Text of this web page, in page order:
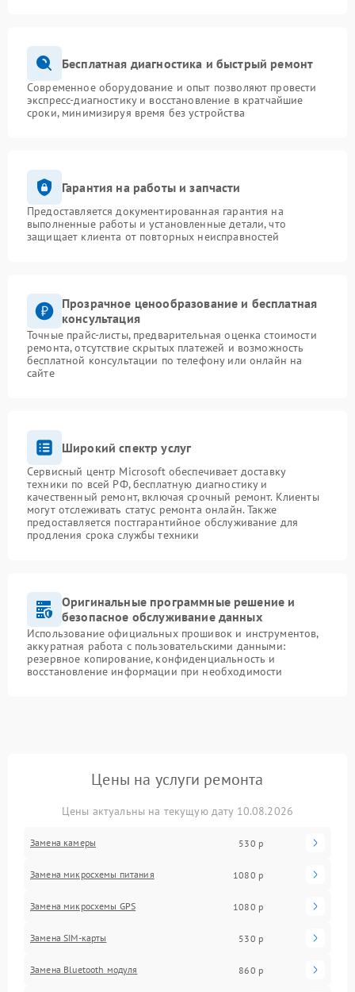
Бесплатная диагностика и быстрый ремонт
Современное оборудование и опыт позволяют провести
экспресс-диагностику и восстановление в кратчайшие
сроки, минимизируя время без устройства
Гарантия на работы и запчасти
Предоставляется документированная гарантия на
выполненные работы и установленные детали, что
защищает клиента от повторных неисправностей
Прозрачное ценообразование и бесплатная
консультация
Точные прайс-листы, предварительная оценка стоимости
ремонта, отсутствие скрытых платежей и возможность
бесплатной консультации по телефону или онлайн на
сайте
Широкий спектр услуг
Сервисный центр Microsoft обеспечивает доставку
техники по всей РФ, бесплатную диагностику и
качественный ремонт, включая срочный ремонт. Клиенты
могут отслеживать статус ремонта онлайн. Также
предоставляется постгарантийное обслуживание для
продления срока службы техники
Оригинальные программные решение и
безопасное обслуживание данных
Использование официальных прошивок и инструментов,
аккуратная работа с пользовательскими данными:
резервное копирование, конфиденциальность и
восстановление информации при необходимости
Цены на услуги ремонта
Цены актуальны на текущую дату 10.08.2026
Замена камеры 530 р
Замена микросхемы питания 1080 р
Замена микросхемы GPS 1080 р
Замена SIM-карты 530 р
Замена Bluetooth модуля 860 р